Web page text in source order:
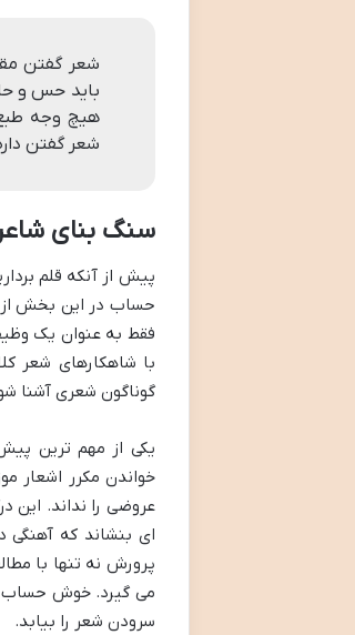
شعر گفتن
باید حس و
هیچ وجه طبع
شعر گفتن
سنگ بنای
پیش از آنکه قلم
حساب در این بخش از
فقط به عنوان یک
با شاهکارهای شعر
گوناگون شعری آشنا
یکی از مهم ترین
خواندن مکرر اشعار
عروضی را نداند. این
ای بنشاند که
پرورش نه تنها با
می گیرد. خوش حساب
سرودن شعر را بیابد.